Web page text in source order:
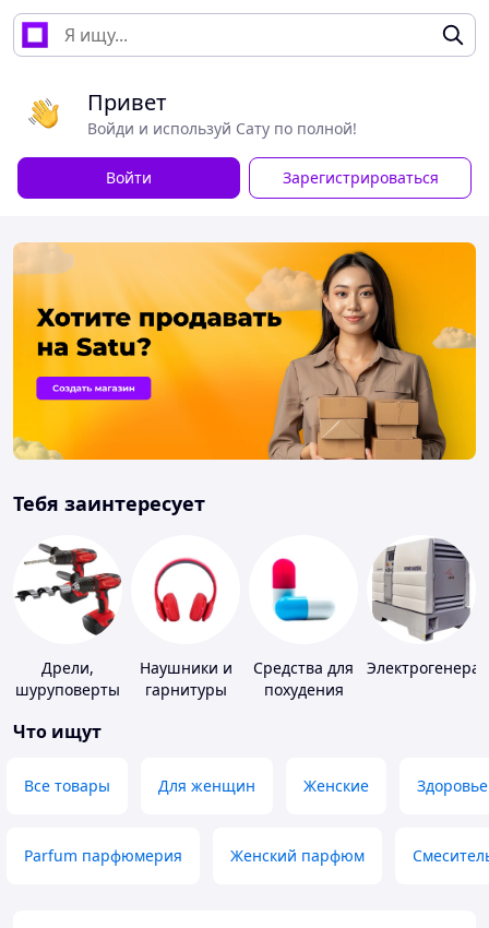
Привет
Войди и используй Сату по полной!
Войти Зарегистрироваться
Тебя заинтересует
Дрели,
шуруповерты
Наушники и
гарнитуры
Средства для
похудения
Что ищут
Все товары Для женщин Женские Здоровье
Parfum парфюмерия Женский парфюм